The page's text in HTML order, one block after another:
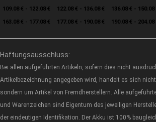
109.08 € - 122.08 €
122.08 € - 136.08 € 136.08 € - 150.08
163.08 € - 177.08 €
177.08 € - 190.08 € 190.08 € - 204.08
Haftungsausschluss:
Bei allen aufgeführten Artikeln, sofern dies nicht
Artikelbezeichnung angegeben wird, handelt es sich
sondern um Artikel von Fremdherstellern. Alle
und Warenzeichen sind Eigentum des jeweiligen
der eindeutigen Identifikation. Der Akku ist 100%